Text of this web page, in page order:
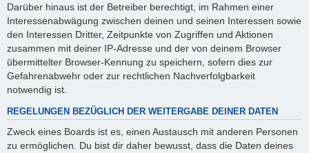
Darüber hinaus ist der Betreiber berechtigt, im Rahmen einer
Interessenabwägung zwischen deinen und seinen Interessen sowie
den Interessen Dritter, Zeitpunkte von Zugriffen und Aktionen
zusammen mit deiner IP-Adresse und der von deinem Browser
übermittelter Browser-Kennung zu speichern, sofern dies zur
Gefahrenabwehr oder zur rechtlichen Nachverfolgbarkeit
notwendig ist.
REGELUNGEN BEZÜGLICH DER WEITERGABE DEINER DATEN
Zweck eines Boards ist es, einen Austausch mit anderen Personen
zu ermöglichen. Du bist dir daher bewusst, dass die Daten deines